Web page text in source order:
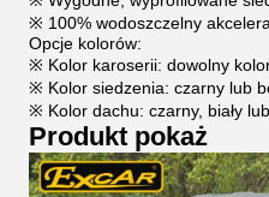
※ 100% wodoszczelny
Opcje kolorów:
※ Kolor karoserii: dowolny
※ Kolor siedzenia: czarny lub
※ Kolor dachu: czarny, biały
Produkt pokaż